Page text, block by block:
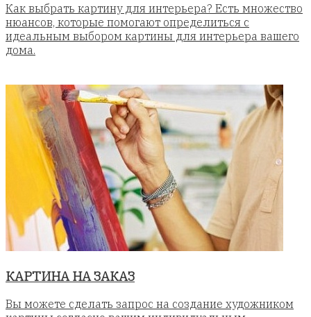
Как выбрать картину для интерьера? Есть множество
нюансов, которые помогают определиться с
идеальным выбором картины для интерьера вашего
дома.
КАРТИНА НА ЗАКАЗ
Вы можете сделать запрос на создание художником